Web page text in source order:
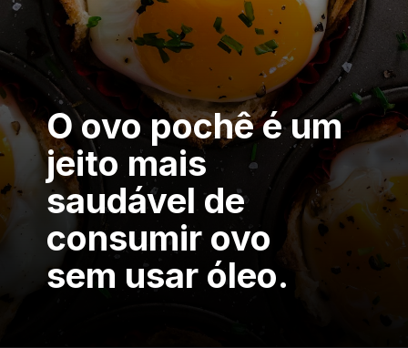
O ovo pochê é um
jeito mais
saudável de
consumir ovo
sem usar óleo.